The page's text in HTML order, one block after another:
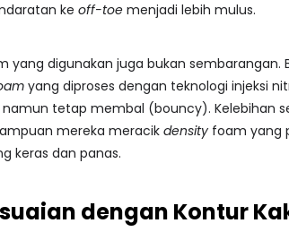
ke off-toe menjadi lebih mulus.
yang digunakan juga bukan sembarangan.
yang diproses dengan teknologi injeksi
tetap membal (bouncy). Kelebihan
mereka meracikdensity foam yang
keras dan panas.
dengan Kontur